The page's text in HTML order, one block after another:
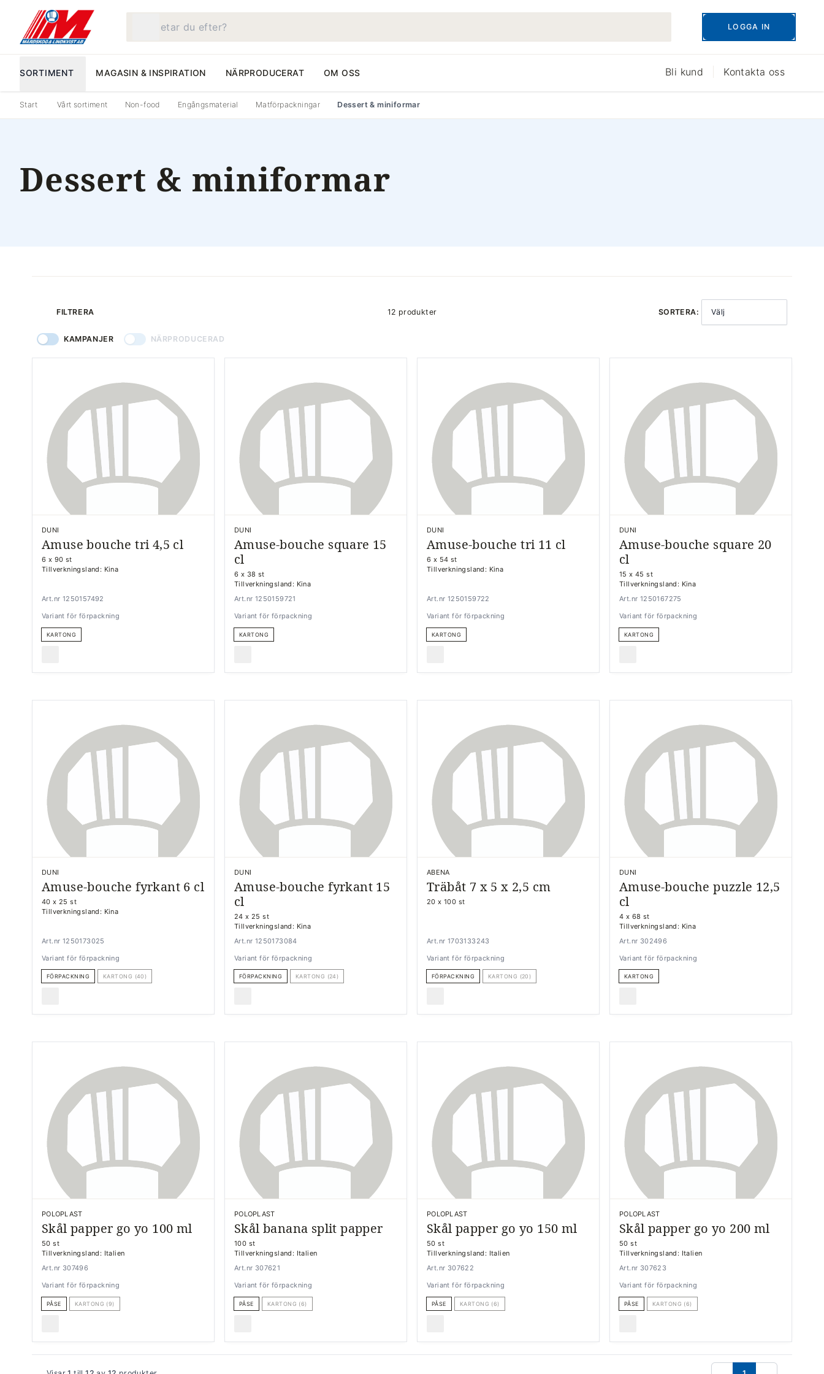
LOGGA IN
SORTIMENT MAGASIN & INSPIRATION NÄRPRODUCERAT OM OSS Bli kund Kontakta oss
Start Vårt sortiment Non-food Engångsmaterial Matförpackningar Dessert & miniformar
Dessert & miniformar
FILTRERA 12 produkter SORTERA: Välj
KAMPANJER NÄRPRODUCERAD
DUNI
Amuse bouche tri 4,5 cl
6 x 90 st
Tillverkningsland: Kina
Art.nr 1250157492
Variant för förpackning
KARTONG
DUNI
Amuse-bouche square 15
cl
6 x 38 st
Tillverkningsland: Kina
Art.nr 1250159721
Variant för förpackning
KARTONG
DUNI
Amuse-bouche tri 11 cl
6 x 54 st
Tillverkningsland: Kina
Art.nr 1250159722
Variant för förpackning
KARTONG
DUNI
Amuse-bouche square 20
cl
15 x 45 st
Tillverkningsland: Kina
Art.nr 1250167275
Variant för förpackning
KARTONG
DUNI
Amuse-bouche fyrkant 6 cl
40 x 25 st
Tillverkningsland: Kina
Art.nr 1250173025
Variant för förpackning
FÖRPACKNING KARTONG (40)
DUNI
Amuse-bouche fyrkant 15
cl
24 x 25 st
Tillverkningsland: Kina
Art.nr 1250173084
Variant för förpackning
FÖRPACKNING KARTONG (24)
ABENA
Träbåt 7 x 5 x 2,5 cm
20 x 100 st
Art.nr 1703133243
Variant för förpackning
FÖRPACKNING KARTONG (20)
DUNI
Amuse-bouche puzzle 12,5
cl
4 x 68 st
Tillverkningsland: Kina
Art.nr 302496
Variant för förpackning
KARTONG
POLOPLAST
Skål papper go yo 100 ml
50 st
Tillverkningsland: Italien
Art.nr 307496
Variant för förpackning
PÅSE KARTONG (9)
POLOPLAST
Skål banana split papper
100 st
Tillverkningsland: Italien
Art.nr 307621
Variant för förpackning
PÅSE KARTONG (6)
POLOPLAST
Skål papper go yo 150 ml
50 st
Tillverkningsland: Italien
Art.nr 307622
Variant för förpackning
PÅSE KARTONG (6)
POLOPLAST
Skål papper go yo 200 ml
50 st
Tillverkningsland: Italien
Art.nr 307623
Variant för förpackning
PÅSE KARTONG (6)